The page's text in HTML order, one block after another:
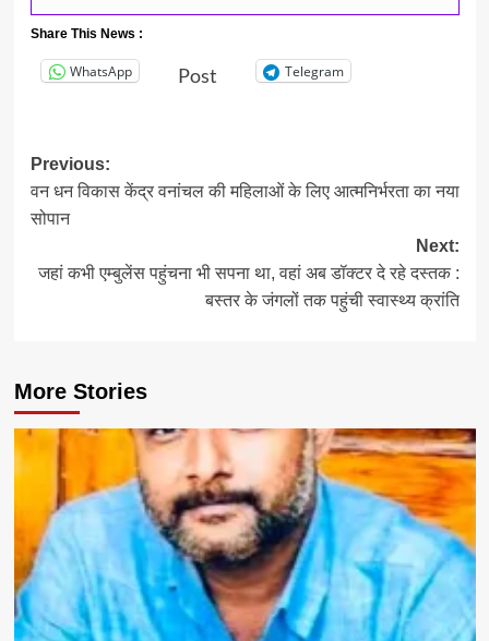
Share This News :
WhatsApp Post Telegram
Post
navigation
Previous:
वन धन विकास केंद्र वनांचल की महिलाओं के लिए आत्मनिर्भरता का नया
सोपान
Next:
जहां कभी एम्बुलेंस पहुंचना भी सपना था, वहां अब डॉक्टर दे रहे दस्तक :
बस्तर के जंगलों तक पहुंची स्वास्थ्य क्रांति
More Stories